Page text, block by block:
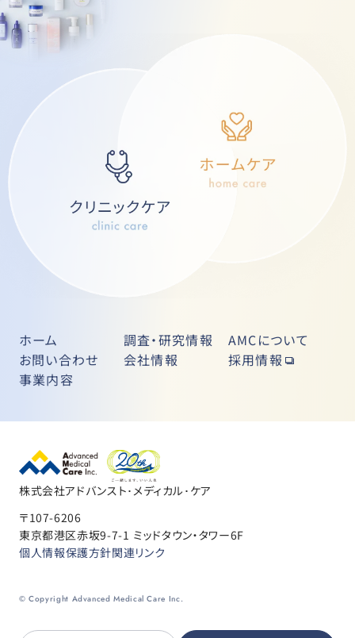
ホーム 調査・研究情報
AMCについて
お問い合わせ
会社情報
採用情報
事業内容
株式会社アドバンスト･メディカル･ケア
〒107-6206
東京都港区赤坂9-7-1 ミッドタウン・タワー6F
個人情報保護方針関連リンク
© Copyright Advanced Medical Care Inc.